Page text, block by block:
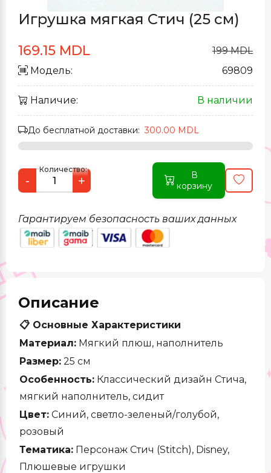
Игрушка мягкая Стич (25 см)
169.15 MDL
199 MDL
Модель:
69809
Наличие: В наличии
До бесплатной доставки:300.00 MDL
Количество:
- +
В
корзину
Гарантируем безопасность ваших данных
Описание
📋 Основные Характеристики
Материал: Мягкий плюш, наполнитель
Размер: 25 см
Особенность: Классический дизайн Стича,
мягкий наполнитель, сидит
Цвет: Синий, светло-зеленый/голубой,
розовый
Тематика: Персонаж Стич (Stitch), Disney,
Плюшевые игрушки